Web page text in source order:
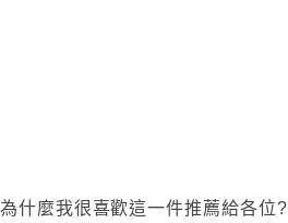
為什麼我很喜歡這一件推薦給各位?